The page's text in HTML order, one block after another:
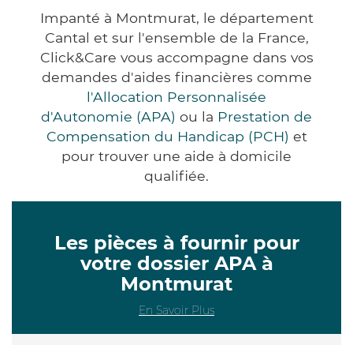
Impanté à Montmurat, le département
Cantal et sur l'ensemble de la France,
Click&Care vous accompagne dans vos
demandes d'aides financières comme
l'Allocation Personnalisée
d'Autonomie (APA) ou la Prestation de
Compensation du Handicap (PCH) et
pour trouver une aide à domicile
qualifiée.
Les pièces à fournir pour
votre dossier APA à
Montmurat
En Savoir Plus